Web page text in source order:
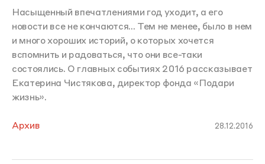
Насыщенный впечатлениями год уходит, а его
новости все не кончаются... Тем не менее, было в нем
и много хороших историй, о которых хочется
вспомнить и радоваться, что они все-таки
состоялись. О главных событиях 2016 рассказывает
Екатерина Чистякова, директор фонда «Подари
жизнь».
Архив 28.12.2016